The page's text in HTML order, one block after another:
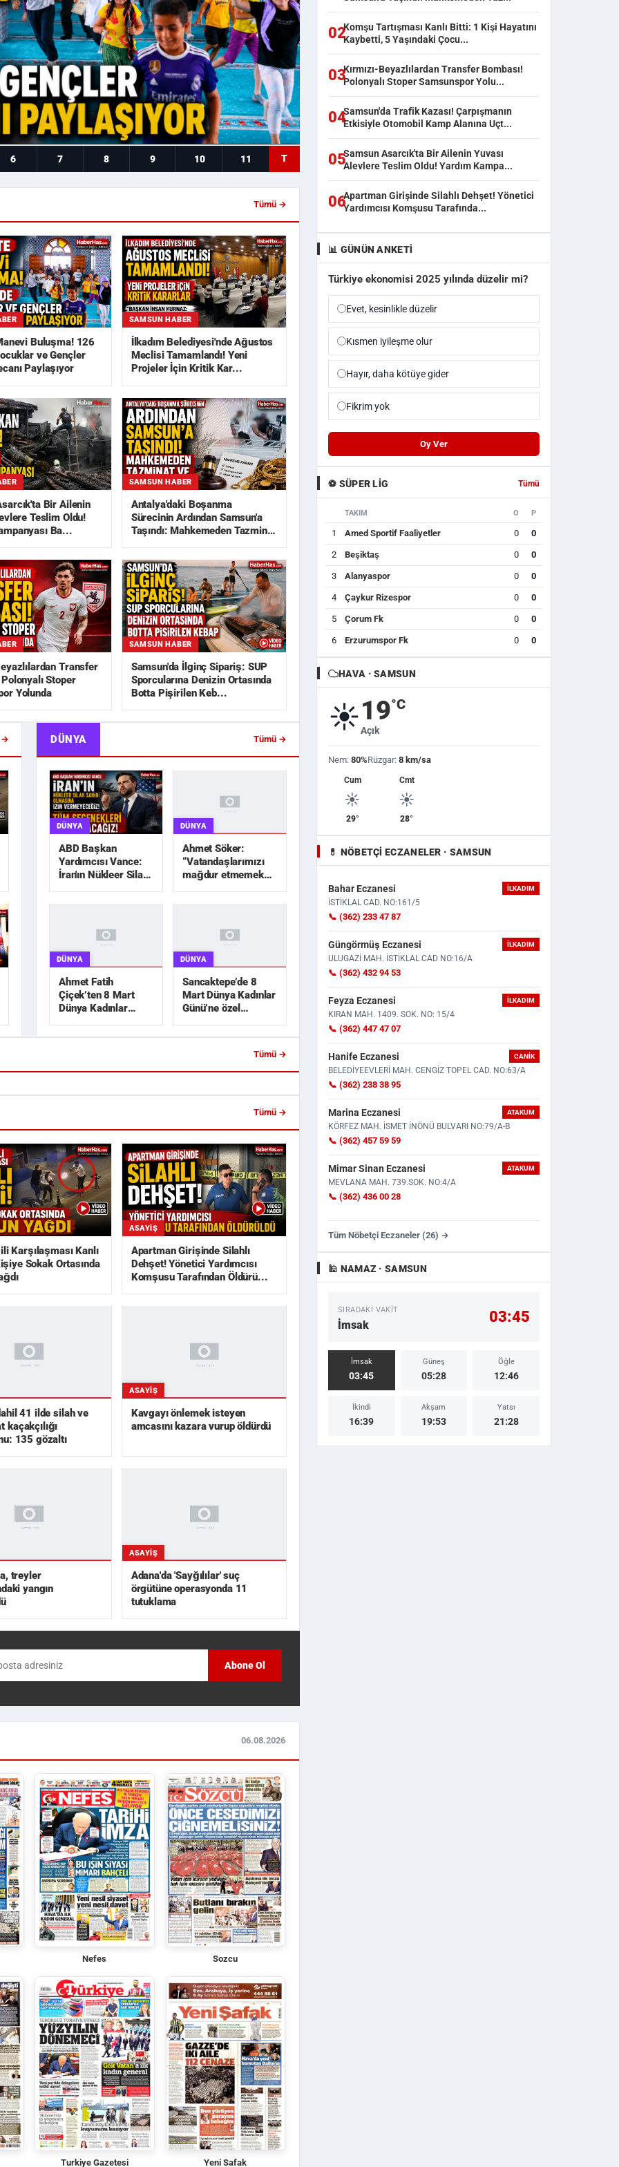
6 7 8 9 10 11 T
Tümü →
Buluşma! 126
ve Gençler
Paylaşıyor
SAMSUN HABER
İlkadım Belediyesi'nde Ağustos
Meclisi Tamamlandı! Yeni
Projeler İçin Kritik Kar...
Bir Ailenin
Teslim Oldu!
Ba...
SAMSUN HABER
Antalya'daki Boşanma
Sürecinin Ardından Samsun'a
Taşındı: Mahkemeden Tazminat
Transfer
Stoper
Yolunda
SAMSUN HABER
Samsun'da İlginç Sipariş: SUP
Sporcularına Denizin Ortasında
Botta Pişirilen Keb...
→ DÜNYA Tümü →
DÜNYA
ABD Başkan
Yardımcısı Vance:
İran'ın Nükleer Silah
DÜNYA
Ahmet Söker:
“Vatandaşlarımızı
mağdur etmemek
DÜNYA
Ahmet Fatih
Çiçek’ten 8 Mart
Dünya Kadınlar
DÜNYA
Sancaktepe’de 8
Mart Dünya Kadınlar
Günü’ne özel
Tümü →
Akın Gürlek: "Şehit Ailelerinin
Antalya'daki Boşanma Sürecinin
Ardından Samsun'a Taşındı...
Samsun'da Trafik Kazası!
Çarpışmanın Etkisiyle
Tümü →
Karşılaşması Kanlı
Sokak Ortasında
ASAYIŞ
Apartman Girişinde Silahlı
Dehşet! Yönetici Yardımcısı
Komşusu Tarafından Öldürü...
41 ilde silah ve
kaçakçılığı
135 gözaltı
ASAYIŞ
Kavgayı önlemek isteyen
amcasını kazara vurup öldürdü
treyler
yangın
ASAYIŞ
Adana'da 'Sayğılılar' suç
örgütüne operasyonda 11
tutuklama
Abone Ol
06.08.2026
Nefes Sozcu
Turkiye Gazetesi Yeni Safak
02Komşu Tartışması Kanlı Bitti: 1 Kişi Hayatını
Kaybetti, 5 Yaşındaki Çocu...
03Kırmızı-Beyazlılardan Transfer Bombası!
Polonyalı Stoper Samsunspor Yolu...
04Samsun'da Trafik Kazası! Çarpışmanın
Etkisiyle Otomobil Kamp Alanına Uçt...
05Samsun Asarcık'ta Bir Ailenin Yuvası
Alevlere Teslim Oldu! Yardım Kampa...
06Apartman Girişinde Silahlı Dehşet! Yönetici
Yardımcısı Komşusu Tarafında...
📊 GÜNÜN ANKETI
Türkiye ekonomisi 2025 yılında düzelir mi?
Evet, kesinlikle düzelir
Kısmen iyileşme olur
Hayır, daha kötüye gider
Fikrim yok
Oy Ver
⚽ SÜPER LIG Tümü
TAKIM O P
1 Amed Sportif Faaliyetler 0 0
2 Beşiktaş 0 0
3 Alanyaspor 0 0
4 Çaykur Rizespor 0 0
5 Çorum Fk 0 0
6 Erzurumspor Fk 0 0
HAVA · SAMSUN
☀️19°C
Açık
Nem: 80%Rüzgar: 8 km/sa
Cum
☀️
29°
Cmt
☀️
28°
💊 NÖBETÇI ECZANELER · SAMSUN
Bahar Eczanesi İLKADIM
İSTİKLAL CAD. NO:161/5
📞 (362) 233 47 87
Güngörmüş Eczanesi İLKADIM
ULUGAZİ MAH. İSTİKLAL CAD NO:16/A
📞 (362) 432 94 53
Feyza Eczanesi İLKADIM
KIRAN MAH. 1409. SOK. NO: 15/4
📞 (362) 447 47 07
Hanife Eczanesi CANIK
BELEDİYEEVLERİ MAH. CENGİZ TOPEL CAD. NO:63/A
📞 (362) 238 38 95
Marina Eczanesi ATAKUM
KÖRFEZ MAH. İSMET İNÖNÜ BULVARI NO:79/A-B
📞 (362) 457 59 59
Mimar Sinan Eczanesi ATAKUM
MEVLANA MAH. 739.SOK. NO:4/A
📞 (362) 436 00 28
Tüm Nöbetçi Eczaneler (26) →
🕌 NAMAZ · SAMSUN
SIRADAKI VAKIT
İmsak 03:45
İmsak
03:45
Güneş
05:28
Öğle
12:46
İkindi
16:39
Akşam
19:53
Yatsı
21:28